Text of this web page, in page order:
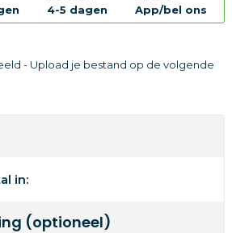
4-5 dagen
App/bel ons
- Upload je bestand op de volgende
in:
(optioneel)